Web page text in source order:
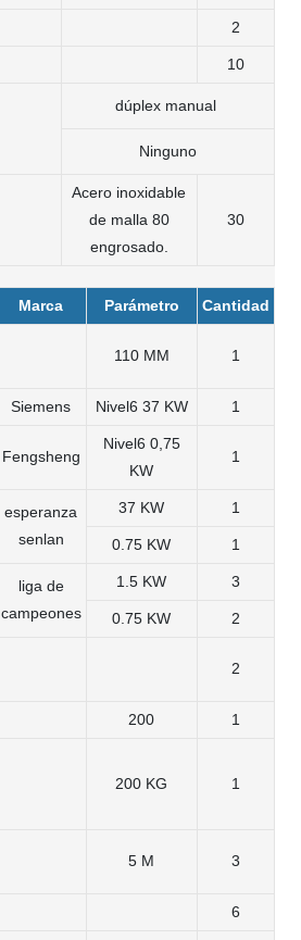
2
10
dúplex manual
Ninguno
Acero inoxidable
de malla 80
engrosado.
30
Marca Parámetro Cantidad
110 MM 1
Siemens Nivel6 37 KW 1
Fengsheng
Nivel6 0,75
KW
1
esperanza
senlan
37 KW 1
0.75 KW 1
liga de
campeones
1.5 KW 3
0.75 KW 2
2
200 1
200 KG 1
5 M 3
6